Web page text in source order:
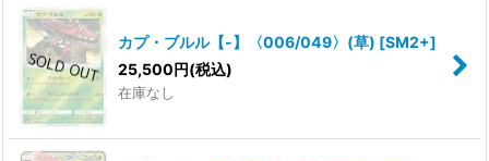
カプ・ブルル【-】〈006/049〉(草) [SM2+]
25,500円(税込)
在庫なし